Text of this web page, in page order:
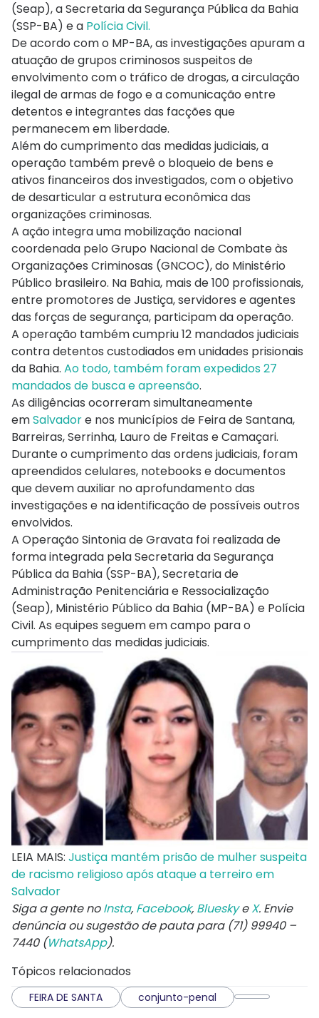
(Seap), a Secretaria da Segurança Pública da Bahia
(SSP-BA) e a Polícia Civil.
De acordo com o MP-BA, as investigações apuram a
atuação de grupos criminosos suspeitos de
envolvimento com o tráfico de drogas, a circulação
ilegal de armas de fogo e a comunicação entre
detentos e integrantes das facções que
permanecem em liberdade.
Além do cumprimento das medidas judiciais, a
operação também prevê o bloqueio de bens e
ativos financeiros dos investigados, com o objetivo
de desarticular a estrutura econômica das
organizações criminosas.
A ação integra uma mobilização nacional
coordenada pelo Grupo Nacional de Combate às
Organizações Criminosas (GNCOC), do Ministério
Público brasileiro. Na Bahia, mais de 100 profissionais,
entre promotores de Justiça, servidores e agentes
das forças de segurança, participam da operação.
A operação também cumpriu 12 mandados judiciais
contra detentos custodiados em unidades prisionais
da Bahia. Ao todo, também foram expedidos 27
mandados de busca e apreensão.
As diligências ocorreram simultaneamente
emSalvadore nos municípios de Feira de Santana,
Barreiras, Serrinha, Lauro de Freitas e Camaçari.
Durante o cumprimento das ordens judiciais, foram
apreendidos celulares, notebooks e documentos
que devem auxiliar no aprofundamento das
investigações e na identificação de possíveis outros
envolvidos.
A Operação Sintonia de Gravata foi realizada de
forma integrada pela Secretaria da Segurança
Pública da Bahia (SSP-BA), Secretaria de
Administração Penitenciária e Ressocialização
(Seap), Ministério Público da Bahia (MP-BA) e Polícia
Civil. As equipes seguem em campo para o
cumprimento das medidas judiciais.
LEIA MAIS: Justiça mantém prisão de mulher suspeita
de racismo religioso após ataque a terreiro em
Salvador
Siga a gente noInsta, Facebook, BlueskyeX. Envie
denúncia ou sugestão de pauta para (71) 99940 –
7440 (WhatsApp).
Tópicos relacionados
FEIRA DE SANTA conjunto-penal